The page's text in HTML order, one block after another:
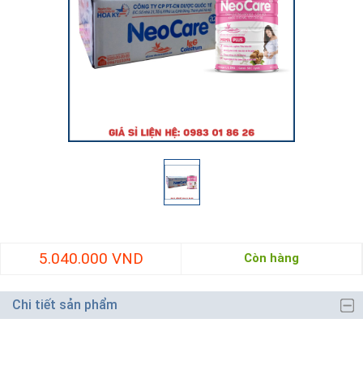
5.040.000 VND Còn hàng
Chi tiết sản phẩm